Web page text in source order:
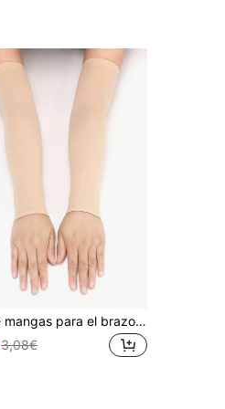
1 par de mangas para el brazo unisex para deportes al aire libre, vacaciones de verano, aventuras al aire libre, deportes y fiestas de verano
3,08€